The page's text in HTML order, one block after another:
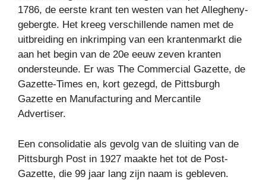
1786, de eerste krant ten westen van het Allegheny-
gebergte. Het kreeg verschillende namen met de
uitbreiding en inkrimping van een krantenmarkt die
aan het begin van de 20e eeuw zeven kranten
ondersteunde. Er was The Commercial Gazette, de
Gazette-Times en, kort gezegd, de Pittsburgh
Gazette en Manufacturing and Mercantile
Advertiser.
Een consolidatie als gevolg van de sluiting van de
Pittsburgh Post in 1927 maakte het tot de Post-
Gazette, die 99 jaar lang zijn naam is gebleven.